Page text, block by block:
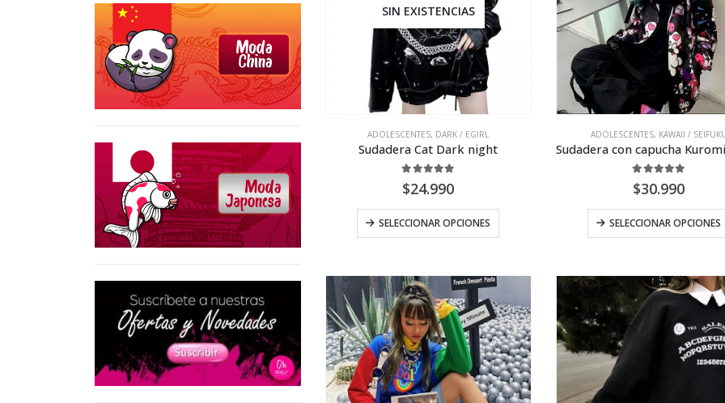
SIN EXISTENCIAS
ADOLESCENTES, DARK / EGIRL
Sudadera Cat Dark night
5.00
$24.990
SELECCIONAR OPCIONES
producto
múltiples
Las
opciones
se
pueden
elegir
ADOLESCENTES, KAWAII /
5.00
$30.990
SELECCIONAR OPCIONES